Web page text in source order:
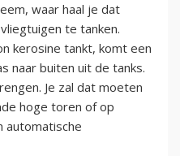
waar haal je dat
te tanken.
kerosine tankt, komt een
naar buiten uit de tanks.
Je zal dat moeten
hoge toren of op
automatische